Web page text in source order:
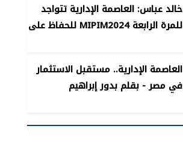
خالد عباس: العاصمة الإدارية تتواجد
للمرة الرابعة MIPIM2024 للحفاظ على
العاصمة الإدارية.. مستقبل الاستثمار
في مصر - بقلم بدور إبراهيم